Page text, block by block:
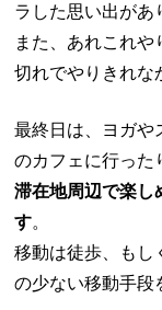
ラした思い出があ
また、あれこれ
切れでやりきれな
最終日は、ヨガや
のカフェに行った
滞在地周辺で楽し
す。
移動は徒歩、もし
の少ない移動手段